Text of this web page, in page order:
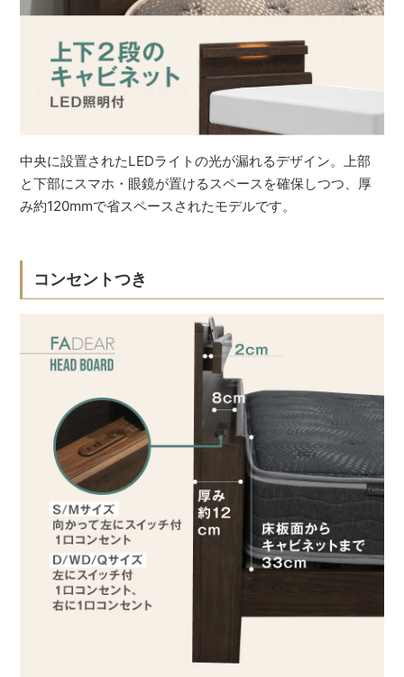
中央に設置されたLEDライトの光が漏れるデザイン。上部
と下部にスマホ・眼鏡が置けるスペースを確保しつつ、厚
み約120mmで省スペースされたモデルです。
コンセントつき